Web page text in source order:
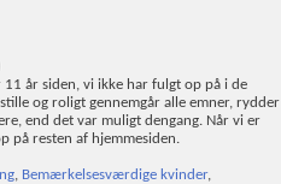
år siden, vi ikke har fulgt op på i de
og roligt gennemgår alle emner, rydder
end det var muligt dengang. Når vi er
på resten af hjemmesiden.
, Bemærkelsesværdige kvinder,